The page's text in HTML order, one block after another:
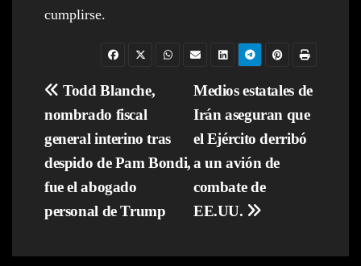
cumplirse.
Navegación
de
entradas
Medios estatales de
Irán aseguran que
el Ejército derribó
a un avión de
combate de
EE.UU.
Todd Blanche,
nombrado fiscal
general interino tras
despido de Pam Bondi,
fue el abogado
personal de Trump